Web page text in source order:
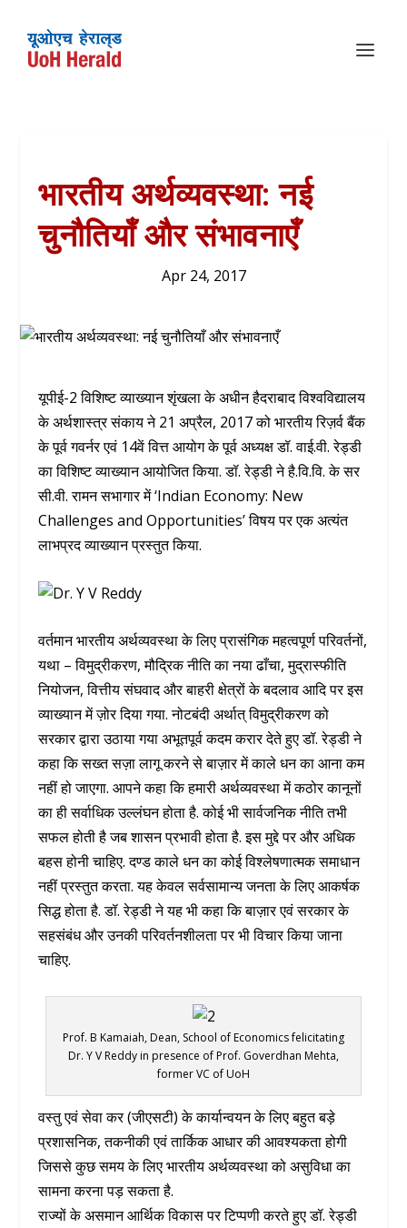
भारतीय अर्थव्यवस्था: नई
चुनौतियाँ और संभावनाएँ
Apr 24, 2017
यूपीई-2 विशिष्ट व्याख्यान शृंखला के अधीन हैदराबाद विश्वविद्यालय
के अर्थशास्त्र संकाय ने 21 अप्रैल, 2017 को भारतीय रिज़र्व बैंक
के पूर्व गवर्नर एवं 14वें वित्त आयोग के पूर्व अध्यक्ष डॉ. वाई.वी. रेड्डी
का विशिष्ट व्याख्यान आयोजित किया. डॉ. रेड्डी ने है.वि.वि. के सर
सी.वी. रामन सभागार में ‘Indian Economy: New
Challenges and Opportunities’ विषय पर एक अत्यंत
लाभप्रद व्याख्यान प्रस्तुत किया.
वर्तमान भारतीय अर्थव्यवस्था के लिए प्रासंगिक महत्वपूर्ण परिवर्तनों,
यथा – विमुद्रीकरण, मौद्रिक नीति का नया ढाँचा, मुद्रास्फीति
नियोजन, वित्तीय संघवाद और बाहरी क्षेत्रों के बदलाव आदि पर इस
व्याख्यान में ज़ोर दिया गया. नोटबंदी अर्थात् विमुद्रीकरण को
सरकार द्वारा उठाया गया अभूतपूर्व कदम करार देते हुए डॉ. रेड्डी ने
कहा कि सख्त सज़ा लागू करने से बाज़ार में काले धन का आना कम
नहीं हो जाएगा. आपने कहा कि हमारी अर्थव्यवस्था में कठोर कानूनों
का ही सर्वाधिक उल्लंघन होता है. कोई भी सार्वजनिक नीति तभी
सफल होती है जब शासन प्रभावी होता है. इस मुद्दे पर और अधिक
बहस होनी चाहिए. दण्ड काले धन का कोई विश्लेषणात्मक समाधान
नहीं प्रस्तुत करता. यह केवल सर्वसामान्य जनता के लिए आकर्षक
सिद्ध होता है. डॉ. रेड्डी ने यह भी कहा कि बाज़ार एवं सरकार के
सहसंबंध और उनकी परिवर्तनशीलता पर भी विचार किया जाना
चाहिए.
Prof. B Kamaiah, Dean, School of Economics felicitating
Dr. Y V Reddy in presence of Prof. Goverdhan Mehta,
former VC of UoH
वस्तु एवं सेवा कर (जीएसटी) के कार्यान्वयन के लिए बहुत बड़े
प्रशासनिक, तकनीकी एवं तार्किक आधार की आवश्यकता होगी
जिससे कुछ समय के लिए भारतीय अर्थव्यवस्था को असुविधा का
सामना करना पड़ सकता है.
राज्यों के असमान आर्थिक विकास पर टिप्पणी करते हुए डॉ. रेड्डी